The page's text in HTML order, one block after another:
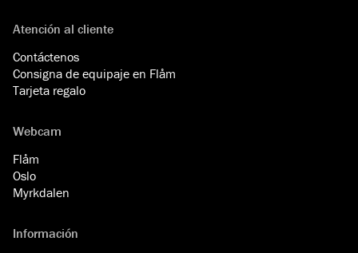
Atención al cliente
Contáctenos
Consigna de equipaje en Flåm
Tarjeta regalo
Webcam
Flåm
Oslo
Myrkdalen
Información